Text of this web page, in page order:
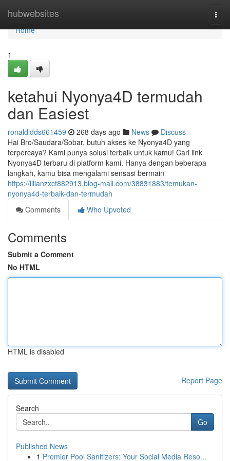
hubwebsites
Home
Home
1
ketahui Nyonya4D termudah
dan Easiest
ronaldldds661459 268 days ago News
Discuss
Hai Bro/Saudara/Sobar, butuh akses ke Nyonya4D yang
terpercaya? Kami punya solusi terbaik untuk kamu! Cari link
Nyonya4D terbaru di platform kami. Hanya dengan beberapa
langkah, kamu bisa mengalami sensasi bermain
https://lilianzxct882913.blog-mall.com/38831883/temukan-
nyonya4d-terbaik-dan-termudah
Comments
Who Upvoted
Comments
Submit a Comment
No HTML
HTML is disabled
Report Page
Search
Go
Published News
1 Premier Pool Sanitizers: Your Social Media Reso...